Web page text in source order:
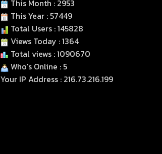
This Month : 2953
This Year : 57449
Total Users : 145828
Views Today : 1364
Total views : 1090670
Who's Online : 5
Your IP Address : 216.73.216.199